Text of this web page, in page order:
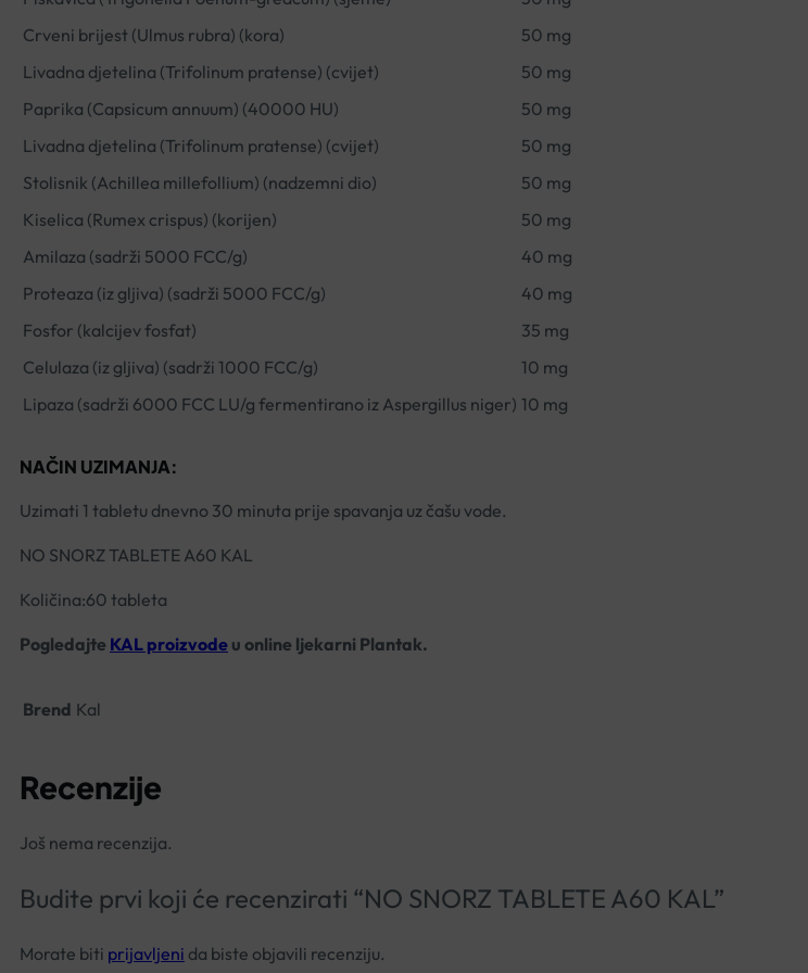
Crveni brijest (Ulmus rubra) (kora)
50 mg
Livadna djetelina (Trifolinum pratense) (cvijet)
50 mg
Paprika (Capsicum annuum) (40000 HU)
50 mg
Livadna djetelina (Trifolinum pratense) (cvijet)
50 mg
Stolisnik (Achillea millefollium) (nadzemni dio)
50 mg
Kiselica (Rumex crispus) (korijen)
50 mg
Amilaza (sadrži 5000 FCC/g)
40 mg
Proteaza (iz gljiva) (sadrži 5000 FCC/g)
40 mg
Fosfor (kalcijev fosfat)
35 mg
Celulaza (iz gljiva) (sadrži 1000 FCC/g)
10 mg
Lipaza (sadrži 6000 FCC LU/g fermentirano iz Aspergillus niger) 10 mg
NAČIN UZIMANJA:
Uzimati 1 tabletu dnevno 30 minuta prije spavanja uz čašu vode.
NO SNORZ TABLETE A60 KAL
Količina:60 tableta
Pogledajte KAL proizvode u online ljekarni Plantak.
Brend Kal
Recenzije
Još nema recenzija.
Budite prvi koji će recenzirati “NO SNORZ TABLETE A60 KAL”
Morate biti prijavljeni da biste objavili recenziju.